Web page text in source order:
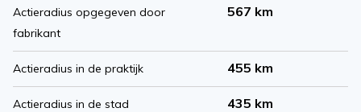
Actieradius opgegeven door
fabrikant
567 km
Actieradius in de praktijk 455 km
Actieradius in de stad 435 km